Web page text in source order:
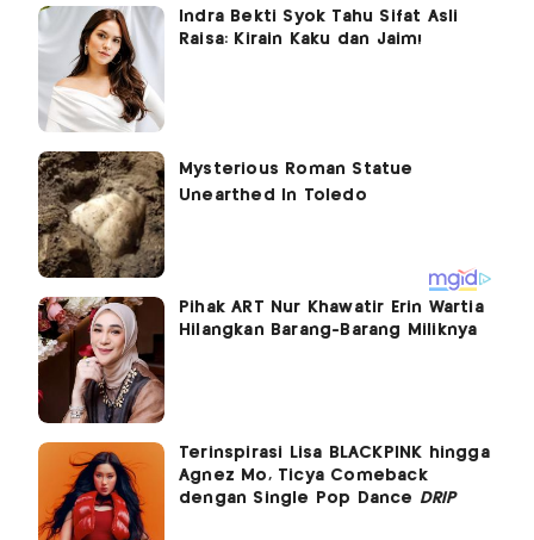
Indra Bekti Syok Tahu Sifat Asli
Raisa: Kirain Kaku dan Jaim!
Pihak ART Nur Khawatir Erin Wartia
Hilangkan Barang-Barang Miliknya
Terinspirasi Lisa BLACKPINK hingga
Agnez Mo, Ticya Comeback
dengan Single Pop Dance DRIP